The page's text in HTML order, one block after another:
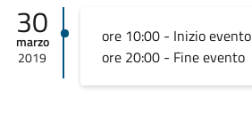
30
marzo
2019
ore 10:00 - Inizio evento
ore 20:00 - Fine evento